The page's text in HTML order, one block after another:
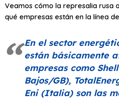
Veamos cómo la represalia rusa
qué empresas están en la línea
En el sector
están básicamente
empresas como
Bajos/GB),
Eni (Italia) son las